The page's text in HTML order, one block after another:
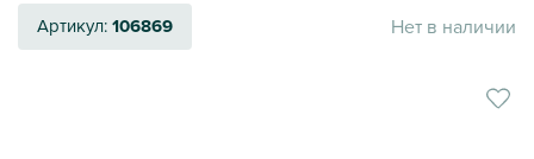
Артикул:106869 Нет в наличии